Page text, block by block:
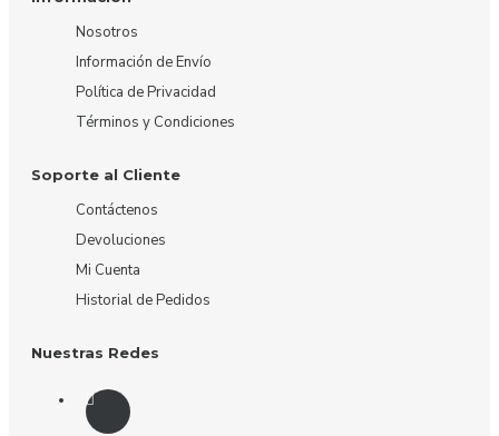
Nosotros
Información de Envío
Política de Privacidad
Términos y Condiciones
Soporte al Cliente
Contáctenos
Devoluciones
Mi Cuenta
Historial de Pedidos
Nuestras Redes